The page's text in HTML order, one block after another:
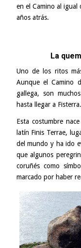
en el Camino al igual
años atrás.
La
Uno de los ritos
Aunque el Camino
gallega, son
hasta llegar a Fisterra.
Esta costumbre
latín Finis Terrae,
del mundo y ha ido
que algunos
coruñés como
marcado por haber